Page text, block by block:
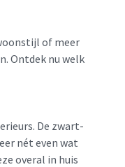
of meer
Ontdek nu welk
De zwart-
nét even wat
overal in huis